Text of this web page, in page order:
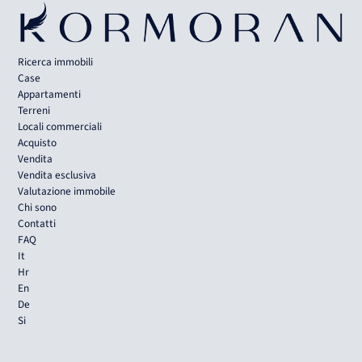
Ricerca immobili
Case
Appartamenti
Terreni
Locali commerciali
Acquisto
Vendita
Vendita esclusiva
Valutazione immobile
Chi sono
Contatti
FAQ
It
Hr
En
De
Si